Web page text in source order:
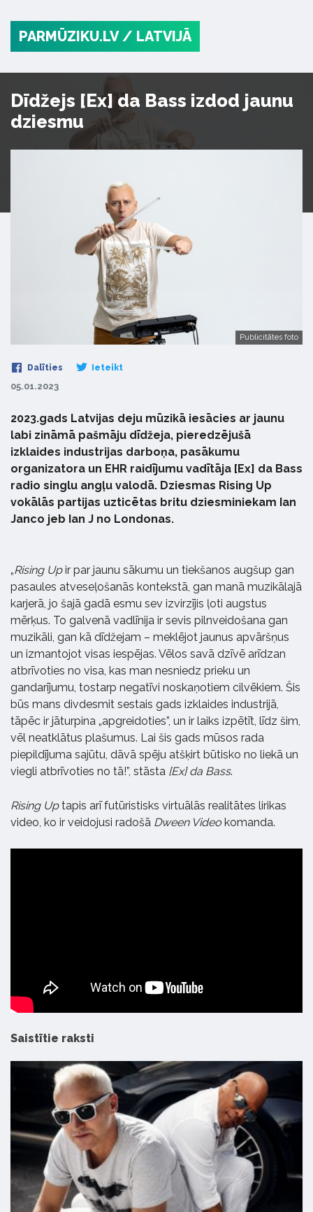
PARMŪZIKU.LV / LATVIJĀ
Dīdžejs [Ex] da Bass izdod jaunu
dziesmu
Publicitātes foto
Dalīties Ieteikt
05.01.2023
2023.gads Latvijas deju mūzikā iesācies ar jaunu
labi zināmā pašmāju dīdžeja, pieredzējušā
izklaides industrijas darboņa, pasākumu
organizatora un EHR raidījumu vadītāja [Ex] da Bass
radio singlu angļu valodā. Dziesmas Rising Up
vokālās partijas uzticētas britu dziesminiekam Ian
Janco jeb Ian J no Londonas.
„Rising Upir par jaunu sākumu un tiekšanos augšup gan
pasaules atveseļošanās kontekstā, gan manā muzikālajā
karjerā, jo šajā gadā esmu sev izvirzījis ļoti augstus
mērķus. To galvenā vadlīnija ir sevis pilnveidošana gan
muzikāli, gan kā dīdžejam – meklējot jaunus apvāršņus
un izmantojot visas iespējas. Vēlos savā dzīvē arīdzan
atbrīvoties no visa, kas man nesniedz prieku un
gandarījumu, tostarp negatīvi noskaņotiem cilvēkiem. Šis
būs mans divdesmit sestais gads izklaides industrijā,
tāpēc ir jāturpina „apgreidoties”, un ir laiks izpētīt, līdz šim,
vēl neatklātus plašumus. Lai šis gads mūsos rada
piepildījuma sajūtu, dāvā spēju atšķirt būtisko no liekā un
viegli atbrīvoties no tā!”, stāsta [Ex] da Bass.
Rising Uptapis arī futūristisks virtuālās realitātes lirikas
video, ko ir veidojusi radošā Dween Video komanda.
Saistītie raksti